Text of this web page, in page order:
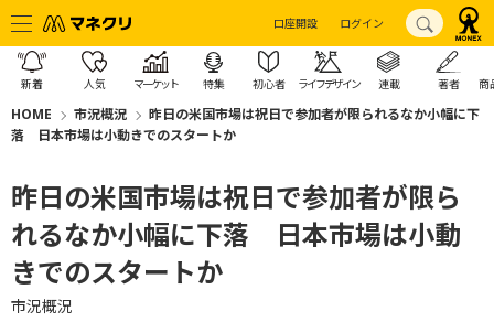
口座開設 ログイン
新着 人気 マーケット 特集 初心者 ライフデザイン 連載 著者 商
HOME 市況概況
昨日の米国市場は祝日で参加者が限られるなか小幅に下
落 日本市場は小動きでのスタートか
昨日の米国市場は祝日で参加者が限ら
れるなか小幅に下落 日本市場は小動
きでのスタートか
市況概況